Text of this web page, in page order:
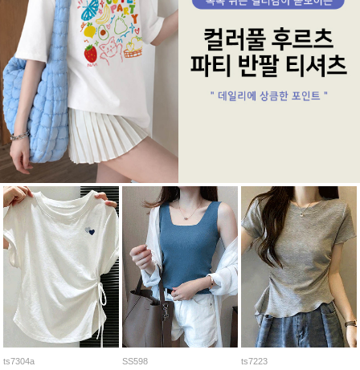
ts7304a SS598 ts7223